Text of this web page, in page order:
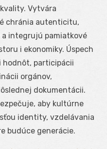
Vytvára
chránia autenticitu,
integrujú pamiatkové
i ekonomiky. Úspech
participácii
orgánov,
dokumentácii.
aby kultúrne
identity, vzdelávania
budúce generácie.